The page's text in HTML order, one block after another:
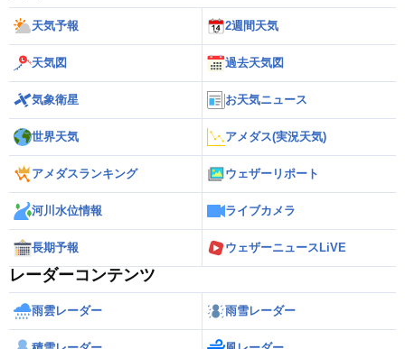
天気予報 2週間天気
天気図 過去天気図
気象衛星 お天気ニュース
世界天気 アメダス(実況天気)
アメダスランキング ウェザーリポート
河川水位情報 ライブカメラ
長期予報 ウェザーニュースLiVE
レーダーコンテンツ
雨雲レーダー 雨雪レーダー